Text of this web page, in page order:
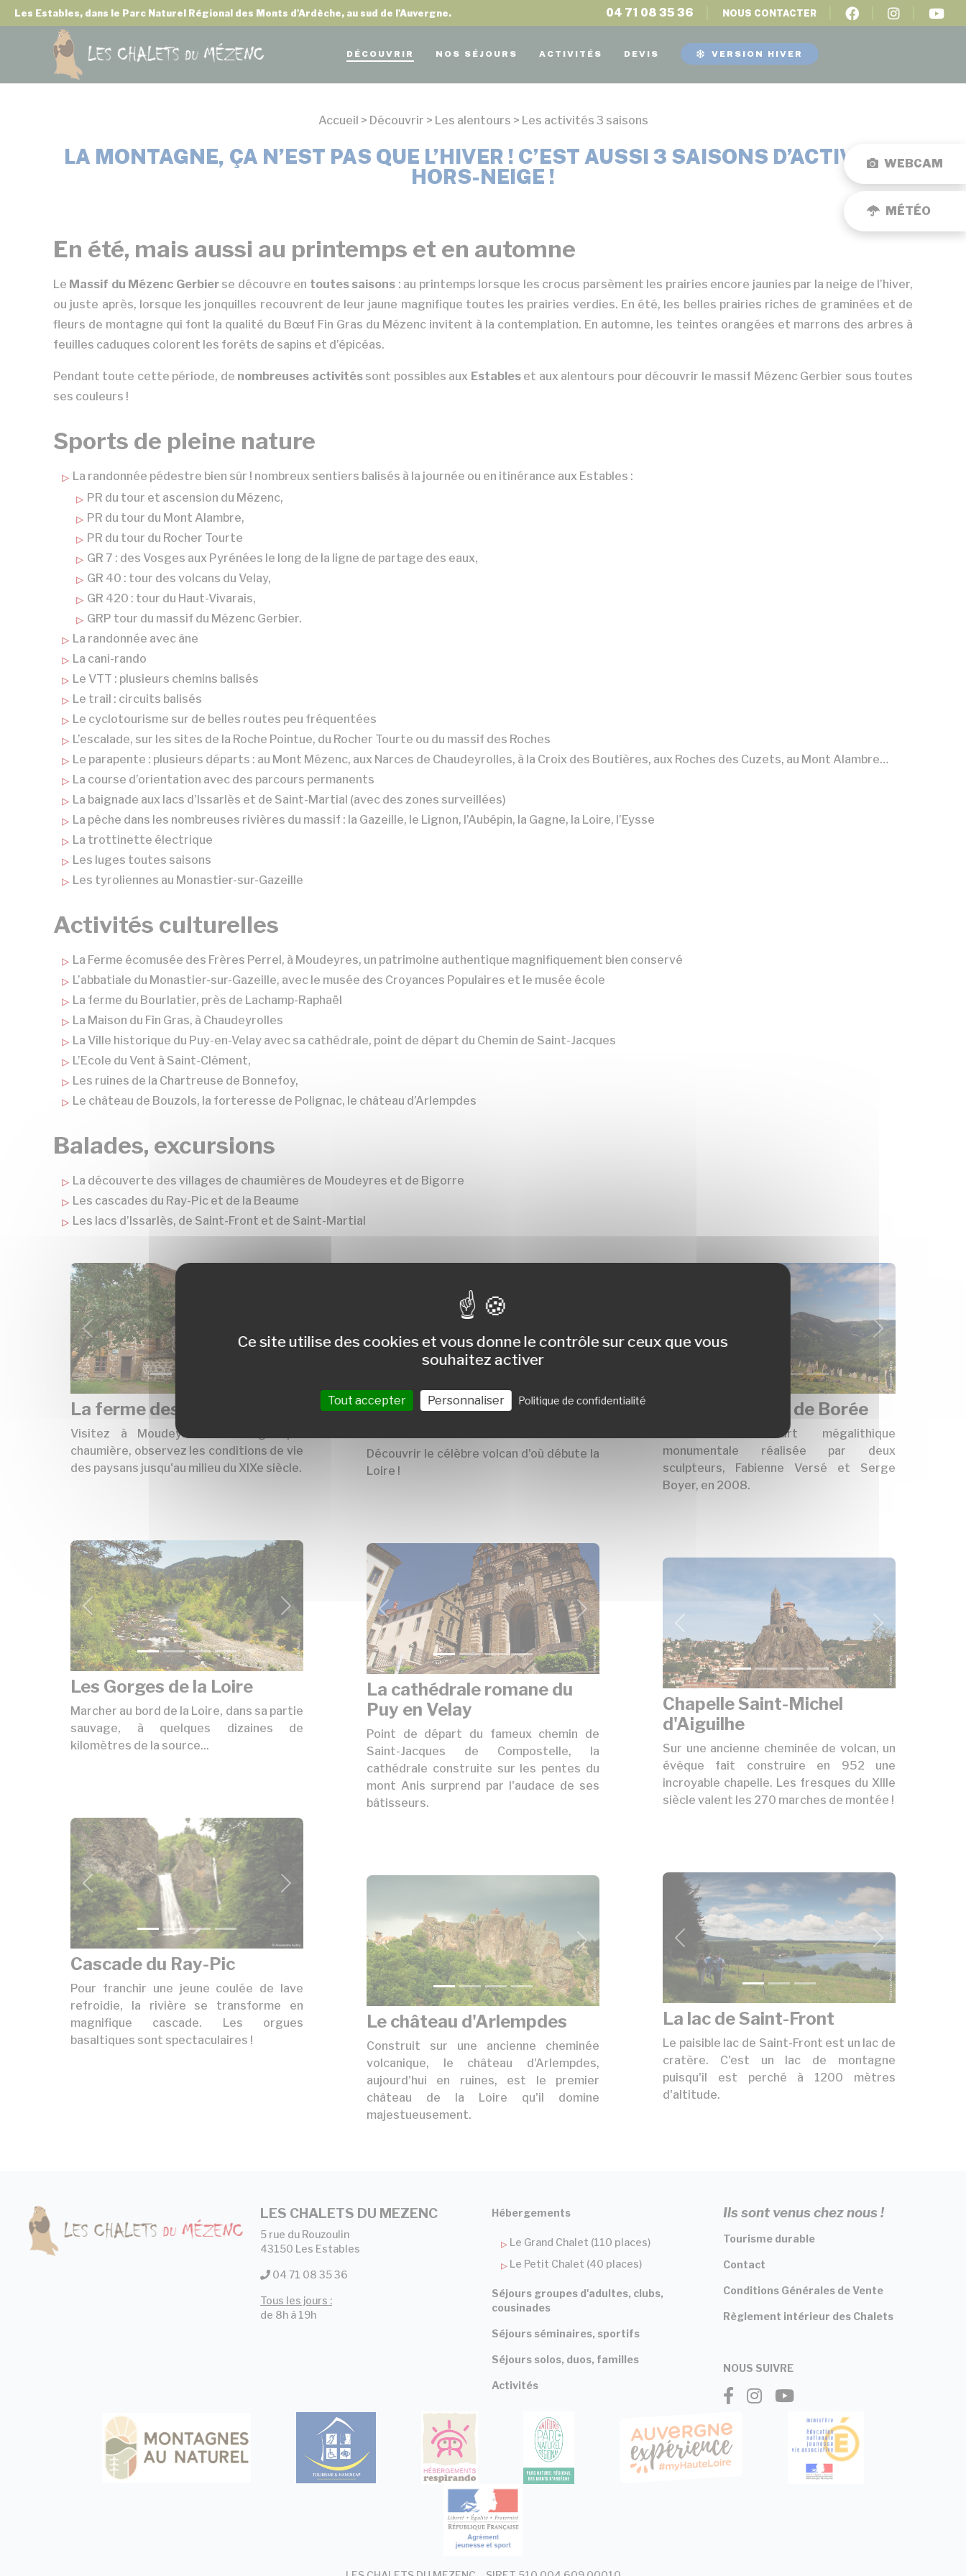
Les Estables, dans le Parc Naturel Régional des Monts d'Ardèche, au sud de l'Auvergne. 04 71 08 35 36 NOUS CONTACTER
DÉCOUVRIR NOS SÉJOURS ACTIVITÉS DEVIS VERSION HIVER
WEBCAM
MÉTÉO
Accueil > Découvrir > Les alentours > Les activités 3 saisons
LA MONTAGNE, ÇA N’EST PAS QUE L’HIVER ! C’EST AUSSI 3 SAISONS D’ACTIVITÉS
HORS-NEIGE !
En été, mais aussi au printemps et en automne
Le Massif du Mézenc Gerbierse découvre en toutes saisons : au printemps lorsque les crocus parsèment les prairies encore jaunies par la neige de l’hiver,
ou juste après, lorsque les jonquilles recouvrent de leur jaune magnifique toutes les prairies verdies. En été, les belles prairies riches de graminées et de
fleurs de montagne qui font la qualité du Bœuf Fin Gras du Mézenc invitent à la contemplation. En automne, les teintes orangées et marrons des arbres à
feuilles caduques colorent les forêts de sapins et d’épicéas.
Pendant toute cette période, de nombreuses activitéssont possibles aux Estableset aux alentours pour découvrir le massif Mézenc Gerbier sous toutes
ses couleurs !
Sports de pleine nature
La randonnée pédestre bien sûr ! nombreux sentiers balisés à la journée ou en itinérance aux Estables :
PR du tour et ascension du Mézenc,
PR du tour du Mont Alambre,
PR du tour du Rocher Tourte
GR 7 : des Vosges aux Pyrénées le long de la ligne de partage des eaux,
GR 40 : tour des volcans du Velay,
GR 420 : tour du Haut-Vivarais,
GRP tour du massif du Mézenc Gerbier.
La randonnée avec âne
La cani-rando
Le VTT : plusieurs chemins balisés
Le trail : circuits balisés
Le cyclotourisme sur de belles routes peu fréquentées
L’escalade, sur les sites de la Roche Pointue, du Rocher Tourte ou du massif des Roches
Le parapente : plusieurs départs : au Mont Mézenc, aux Narces de Chaudeyrolles, à la Croix des Boutières, aux Roches des Cuzets, au Mont Alambre…
La course d’orientation avec des parcours permanents
La baignade aux lacs d’Issarlès et de Saint-Martial (avec des zones surveillées)
La pêche dans les nombreuses rivières du massif : la Gazeille, le Lignon, l’Aubépin, la Gagne, la Loire, l’Eysse
La trottinette électrique
Les luges toutes saisons
Les tyroliennes au Monastier-sur-Gazeille
Activités culturelles
La Ferme écomusée des Frères Perrel, à Moudeyres, un patrimoine authentique magnifiquement bien conservé
L’abbatiale du Monastier-sur-Gazeille, avec le musée des Croyances Populaires et le musée école
La ferme du Bourlatier, près de Lachamp-Raphaël
La Maison du Fin Gras, à Chaudeyrolles
La Ville historique du Puy-en-Velay avec sa cathédrale, point de départ du Chemin de Saint-Jacques
L’Ecole du Vent à Saint-Clément,
Les ruines de la Chartreuse de Bonnefoy,
Le château de Bouzols, la forteresse de Polignac, le château d’Arlempdes
Balades, excursions
La découverte des villages de chaumières de Moudeyres et de Bigorre
Les cascades du Ray-Pic et de la Beaume
Les lacs d’Issarlès, de Saint-Front et de Saint-Martial
précédent suivant
La ferme des frères Perrel
Visitez à Moudeyres une magnifique
chaumière, observez les conditions de vie
des paysans jusqu'au milieu du XIXe siècle.
précédent suivant
Les sources de la Loire et le
Découvrir le célèbre volcan d'où débute la
Loire !
suivant
L’Erre du Tchier de Borée
Une œuvre d'art mégalithique
monumentale réalisée par deux
sculpteurs, Fabienne Versé et Serge
Boyer, en 2008.
précédent suivant
Les Gorges de la Loire
Marcher au bord de la Loire, dans sa partie
sauvage, à quelques dizaines de
kilomètres de la source...
précédent suivant
La cathédrale romane du
Puy en Velay
Point de départ du fameux chemin de
Saint-Jacques de Compostelle, la
cathédrale construite sur les pentes du
mont Anis surprend par l'audace de ses
bâtisseurs.
précédent suivant
Chapelle Saint-Michel
d'Aiguilhe
Sur une ancienne cheminée de volcan, un
évêque fait construire en 952 une
incroyable chapelle. Les fresques du XIIIe
siècle valent les 270 marches de montée !
précédent suivant
Cascade du Ray-Pic
Pour franchir une jeune coulée de lave
refroidie, la rivière se transforme en
magnifique cascade. Les orgues
basaltiques sont spectaculaires !
précédent suivant
Le château d'Arlempdes
Construit sur une ancienne cheminée
volcanique, le château d'Arlempdes,
aujourd'hui en ruines, est le premier
château de la Loire qu'il domine
majestueusement.
précédent suivant
La lac de Saint-Front
Le paisible lac de Saint-Front est un lac de
cratère. C'est un lac de montagne
puisqu'il est perché à 1200 mètres
d'altitude.
LES CHALETS DU MEZENC
5 rue du Rouzoulin
43150 Les Estables
04 71 08 35 36
Tous les jours :
de 8h à 19h
Hébergements
Le Grand Chalet (110 places)
Le Petit Chalet (40 places)
Séjours groupes d'adultes, clubs,
cousinades
Séjours séminaires, sportifs
Séjours solos, duos, familles
Activités
Ils sont venus chez nous !
Tourisme durable
Contact
Conditions Générales de Vente
Règlement intérieur des Chalets
NOUS SUIVRE
Panneau de gestion des cookies
Ce site utilise des cookies et vous donne le contrôle sur ceux que vous
souhaitez activer
Tout accepter Personnaliser Politique de confidentialité